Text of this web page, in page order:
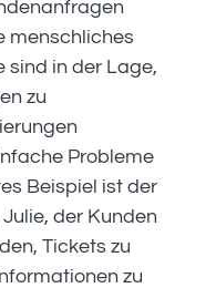
menschliches
sind in der Lage,
zu
Probleme
Beispiel ist der
der Kunden
Tickets zu
zu